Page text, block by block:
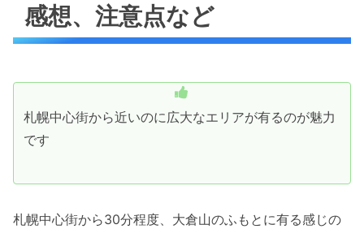
感想、注意点など
札幌中心街から近いのに広大なエリアが有るのが魅力
です
札幌中心街から30分程度、大倉山のふもとに有る感じの